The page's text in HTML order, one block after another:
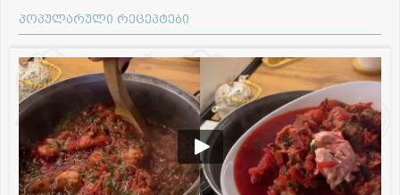
პოპულარული რეცეპტები